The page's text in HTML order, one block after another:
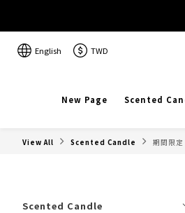
English TWD
New Page Scented
View All Scented Candle 期間限
Scented Candle